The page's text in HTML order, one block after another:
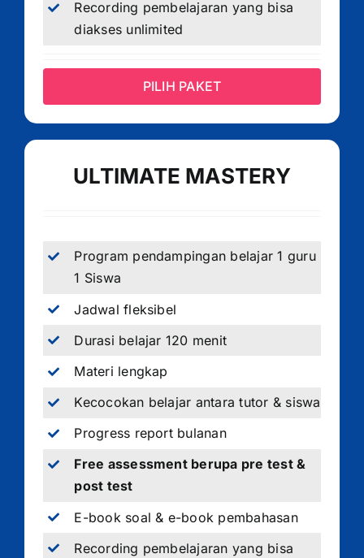
Recording pembelajaran yang bisa
diakses unlimited
PILIH PAKET
ULTIMATE MASTERY
Program pendampingan belajar 1 guru
1 Siswa
Jadwal fleksibel
Durasi belajar 120 menit
Materi lengkap
Kecocokan belajar antara tutor & siswa
Progress report bulanan
Free assessment berupa pre test &
post test
E-book soal & e-book pembahasan
Recording pembelajaran yang bisa